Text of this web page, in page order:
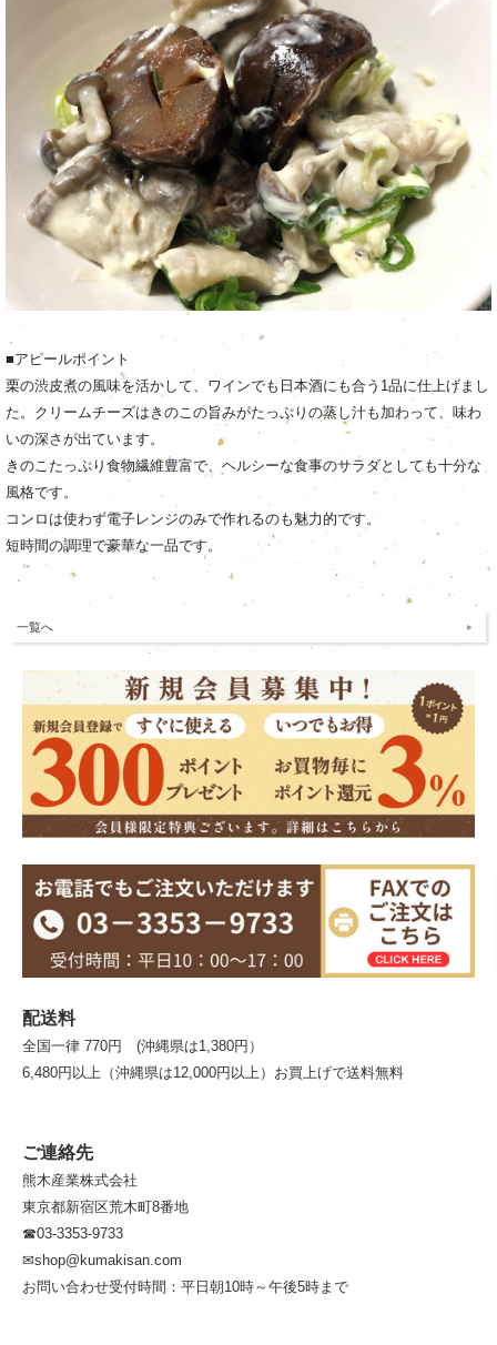
■アピールポイント
栗の渋皮煮の風味を活かして、ワインでも日本酒にも合う1品に仕上げまし
た。クリームチーズはきのこの旨みがたっぷりの蒸し汁も加わって、味わ
いの深さが出ています。
きのこたっぷり食物繊維豊富で、ヘルシーな食事のサラダとしても十分な
風格です。
コンロは使わず電子レンジのみで作れるのも魅力的です。
短時間の調理で豪華な一品です。
一覧へ
配送料
全国一律 770円 (沖縄県は1,380円）
6,480円以上（沖縄県は12,000円以上）お買上げで送料無料
ご連絡先
熊木産業株式会社
東京都新宿区荒木町8番地
☎03-3353-9733
✉shop@kumakisan.com
お問い合わせ受付時間：平日朝10時～午後5時まで